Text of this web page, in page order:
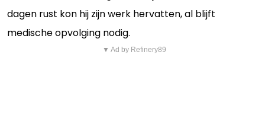
dagen rust kon hij zijn werk hervatten, al blijft
medische opvolging nodig.
▼ Ad by Refinery89